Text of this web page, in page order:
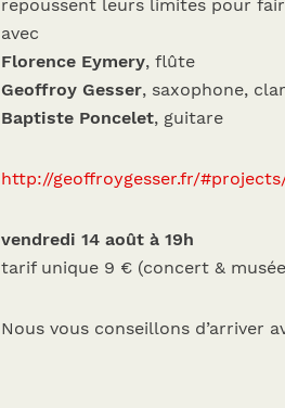
repoussent leurs limites pour
avec
Florence Eymery, flûte
Geoffroy Gesser, saxophone,
Baptiste Poncelet, guitare
http://geoffroygesser.fr/
vendredi 14 août à 19h
tarif unique 9 € (concert &
Nous vous conseillons d’arriver